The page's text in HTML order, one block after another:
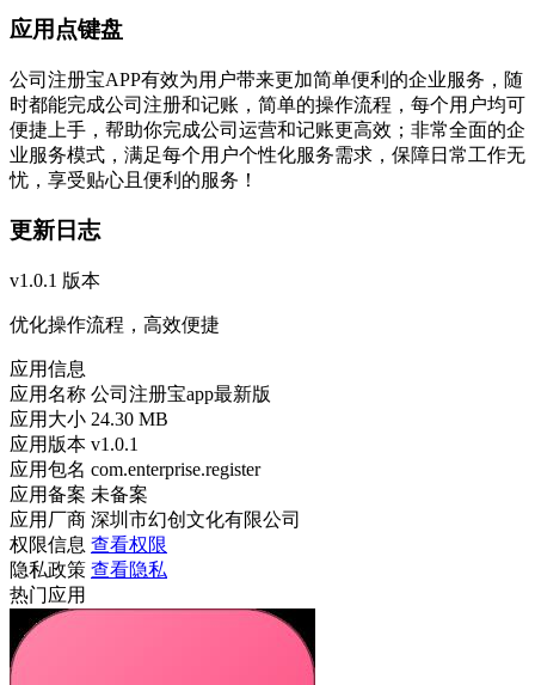
应用点键盘
公司注册宝APP有效为用户带来更加简单便利的企业服务，随
时都能完成公司注册和记账，简单的操作流程，每个用户均可
便捷上手，帮助你完成公司运营和记账更高效；非常全面的企
业服务模式，满足每个用户个性化服务需求，保障日常工作无
忧，享受贴心且便利的服务！
更新日志
v1.0.1 版本
优化操作流程，高效便捷
应用信息
应用名称 公司注册宝app最新版
应用大小 24.30 MB
应用版本 v1.0.1
应用包名 com.enterprise.register
应用备案 未备案
应用厂商 深圳市幻创文化有限公司
权限信息 查看权限
隐私政策 查看隐私
热门应用